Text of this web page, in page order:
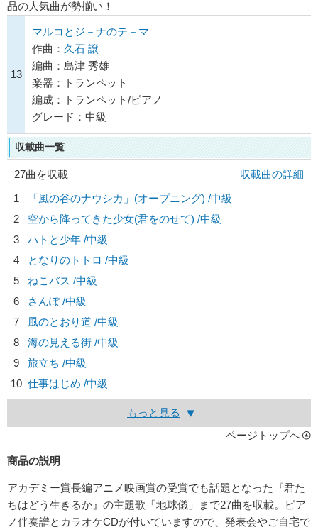
品の人気曲が勢揃い！
13
マルコとジ－ナのテ－マ
作曲： 久石 譲
編曲：島津 秀雄
楽器：トランペット
編成：トランペット/ピアノ
グレード：中級
収載曲一覧
27曲を収載
収載曲の詳細
1
「風の谷のナウシカ」(オープニング) /中級
2
空から降ってきた少女(君をのせて) /中級
3
ハトと少年 /中級
4
となりのトトロ /中級
5
ねこバス /中級
6
さんぽ /中級
7
風のとおり道 /中級
8
海の見える街 /中級
9
旅立ち /中級
10 仕事はじめ /中級
もっと見る
ページトップへ
商品の説明
アカデミー賞長編アニメ映画賞の受賞でも話題となった『君た
ちはどう生きるか』の主題歌「地球儀」まで27曲を収載。ピア
ノ伴奏譜とカラオケCDが付いていますので、発表会やご自宅で